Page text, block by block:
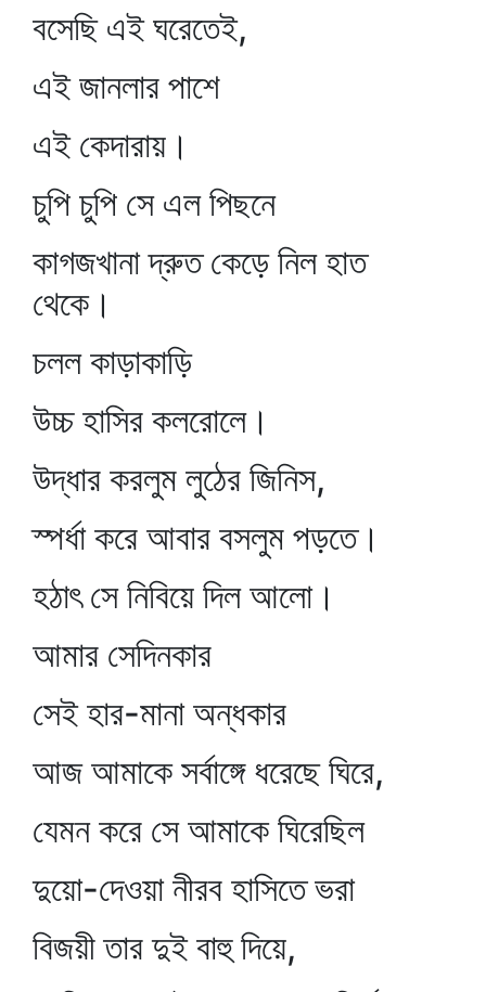
বসেছি এই ঘরেতেই,
এই জানলার পাশে
এই কেদারায়।
চুপি চুপি সে এল পিছনে
কাগজখানা দ্রুত কেড়ে নিল হাত
থেকে।
চলল কাড়াকাড়ি
উচ্চ হাসির কলরোলে।
উদ্ধার করলুম লুঠের জিনিস,
স্পর্ধা করে আবার বসলুম পড়তে।
হঠাৎ সে নিবিয়ে দিল আলো।
আমার সেদিনকার
সেই হার-মানা অন্ধকার
আজ আমাকে সর্বাঙ্গে ধরেছে ঘিরে,
যেমন করে সে আমাকে ঘিরেছিল
দুয়ো-দেওয়া নীরব হাসিতে ভরা
বিজয়ী তার দুই বাহু দিয়ে,